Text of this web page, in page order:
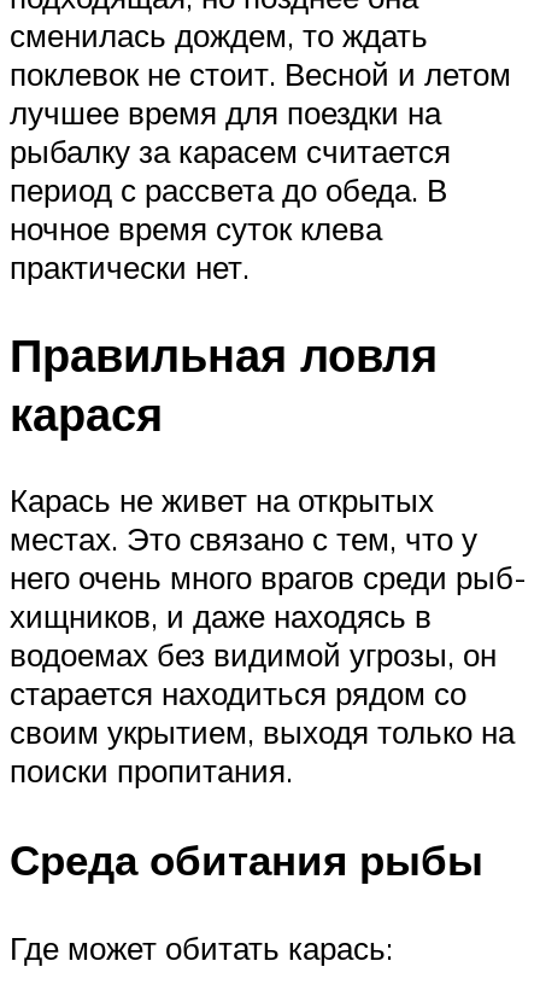
сменилась дождем, то ждать
поклевок не стоит. Весной и летом
лучшее время для поездки на
рыбалку за карасем считается
период с рассвета до обеда. В
ночное время суток клева
практически нет.
Правильная ловля
карася
Карась не живет на открытых
местах. Это связано с тем, что у
него очень много врагов среди рыб-
хищников, и даже находясь в
водоемах без видимой угрозы, он
старается находиться рядом со
своим укрытием, выходя только на
поиски пропитания.
Среда обитания рыбы
Где может обитать карась: